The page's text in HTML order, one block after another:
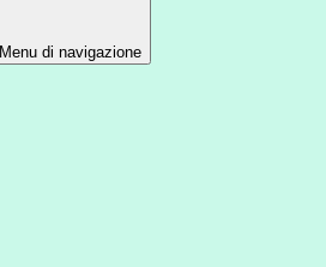
Menu di navigazione